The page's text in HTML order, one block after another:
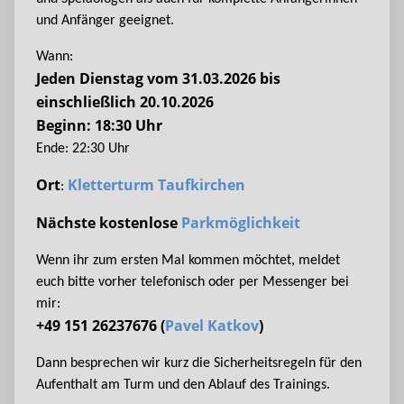
und Anfänger geeignet.
Wann:
Jeden Dienstag vom 31.03.2026 bis
einschließlich 20.10.2026
Beginn: 18:30 Uhr
Ende: 22:30 Uhr
Ort: Kletterturm Taufkirchen
Nächste kostenlose Parkmöglichkeit
Wenn ihr zum ersten Mal kommen möchtet, meldet
euch bitte vorher telefonisch oder per Messenger bei
mir:
+49 151 26237676 (Pavel Katkov)
Dann besprechen wir kurz die Sicherheitsregeln für den
Aufenthalt am Turm und den Ablauf des Trainings.